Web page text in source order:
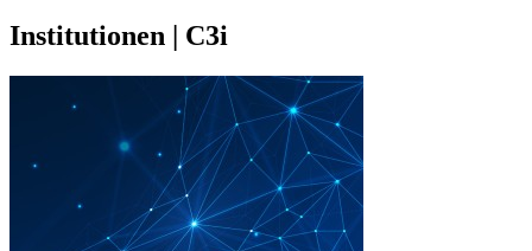
Institutionen | C3i